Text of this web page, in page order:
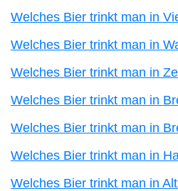
Welches Bier trinkt man in
Welches Bier trinkt man in
Welches Bier trinkt man in
Welches Bier trinkt man in
Welches Bier trinkt man in
Welches Bier trinkt man in
Welches Bier trinkt man in